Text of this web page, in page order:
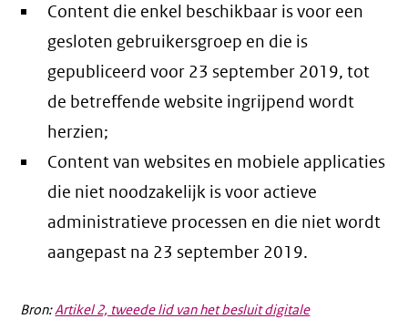
Content die enkel beschikbaar is voor een
gesloten gebruikersgroep en die is
gepubliceerd voor 23 september 2019, tot
de betreffende website ingrijpend wordt
herzien;
Content van websites en mobiele applicaties
die niet noodzakelijk is voor actieve
administratieve processen en die niet wordt
aangepast na 23 september 2019.
Bron:Artikel 2, tweede lid van het besluit digitale